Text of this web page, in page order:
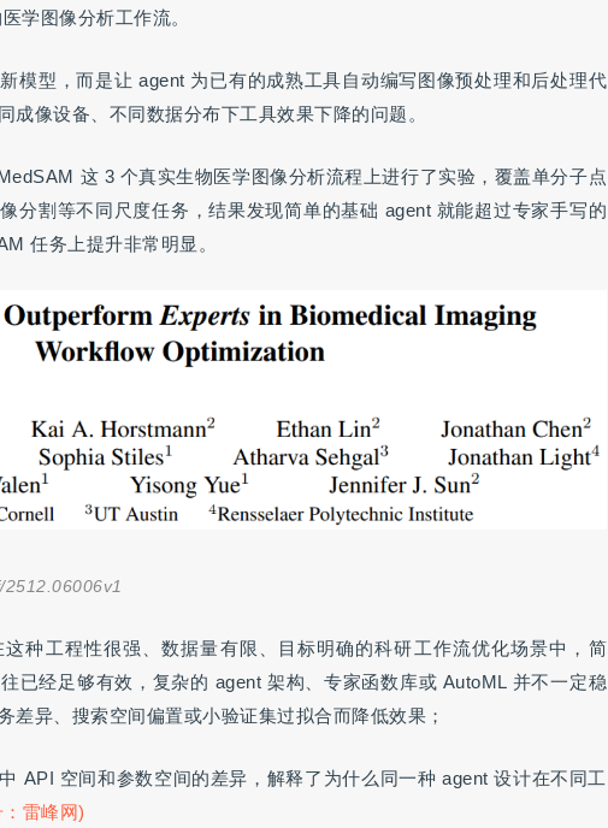
学图像分析工作流。
模型，而是让 agent 为已有的成熟工具自动编写图像预处理和后处理代
成像设备、不同数据分布下工具效果下降的问题。
这 3 个真实生物医学图像分析流程上进行了实验，覆盖单分子点
分割等不同尺度任务，结果发现简单的基础 agent 就能超过专家手写的
任务上提升非常明显。
种工程性很强、数据量有限、目标明确的科研工作流优化场景中，简
已经足够有效，复杂的 agent 架构、专家函数库或 AutoML 并不一定稳
差异、搜索空间偏置或小验证集过拟合而降低效果；
API 空间和参数空间的差异，解释了为什么同一种 agent 设计在不同工
雷峰网)